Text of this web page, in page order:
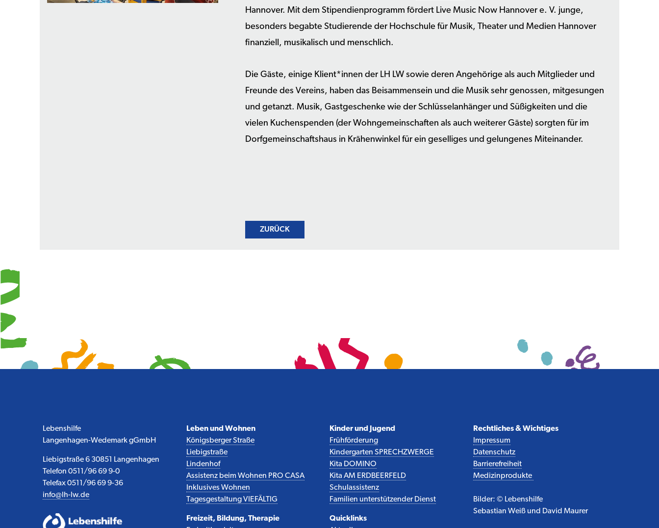
Hannover. Mit dem Stipendienprogramm fördert Live Music Now Hannover e. V. junge,
besonders begabte Studierende der Hochschule für Musik, Theater und Medien Hannover
finanziell, musikalisch und menschlich.
Die Gäste, einige Klient*innen der LH LW sowie deren Angehörige als auch Mitglieder und
Freunde des Vereins, haben das Beisammensein und die Musik sehr genossen, mitgesungen
und getanzt. Musik, Gastgeschenke wie der Schlüsselanhänger und Süßigkeiten und die
vielen Kuchenspenden (der Wohngemeinschaften als auch weiterer Gäste) sorgten für im
Dorfgemeinschaftshaus in Krähenwinkel für ein geselliges und gelungenes Miteinander.
ZURÜCK
Lebenshilfe
Langenhagen-Wedemark gGmbH
Liebigstraße 6 30851 Langenhagen
Telefon 0511/96 69 9-0
Telefax 0511/96 69 9-36
info@lh-lw.de
Leben und Wohnen
Königsberger Straße
Liebigstraße
Lindenhof
Assistenz beim Wohnen PRO CASA
Inklusives Wohnen
Tagesgestaltung VIEFÄLTIG
Freizeit, Bildung, Therapie
Kinder und Jugend
Frühförderung
Kindergarten SPRECHZWERGE
Kita DOMINO
Kita AM ERDBEERFELD
Schulassistenz
Familien unterstützender Dienst
Quicklinks
Rechtliches & Wichtiges
Impressum
Datenschutz
Barrierefreiheit
Medizinprodukte
Bilder: © Lebenshilfe
Sebastian Weiß und David Maurer